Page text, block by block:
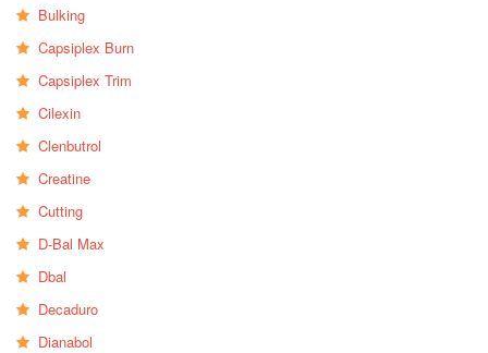
Bulking
Capsiplex Burn
Capsiplex Trim
Cilexin
Clenbutrol
Creatine
Cutting
D-Bal Max
Dbal
Decaduro
Dianabol